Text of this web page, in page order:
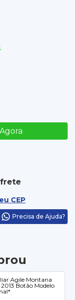
CEP
Precisa de Ajuda?
Agile Montana
Botão Modelo